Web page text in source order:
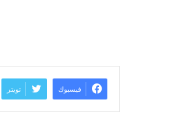
فيسبوك تويتر